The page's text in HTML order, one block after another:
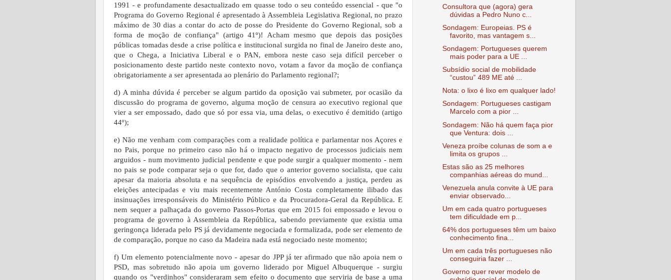
1991 - e profundamente desactualizado em quasse todo o seu conteúdo essencial - que "o
Programa do Governo Regional é apresentado à Assembleia Legislativa Regional, no prazo
máximo de 30 dias a contar do acto de posse do Presidente do Governo Regional, sob a
forma de moção de confiança" (artigo 41º)! Acham mesmo que depois das posições
públicas tomadas desde a crise política e institucional surgida no final de Janeiro deste ano,
que o Chega, a Iniciativa Liberal e o PAN, embora neste caso seja difícil perceber o
posicionamento deste partido neste contexto novo, votam a favor da moção de confiança
obrigatoriamente a ser apresentada ao plenário do Parlamento regional?;
d) A minha dúvida é perceber se algum partido da oposição vai submeter, por ocasião da
discussão do programa de governo, alguma moção de censura ao executivo regional que
vier a ser empossado, dado que só por essa via, uma delas, o executivo é demitido (artigo
44º);
e) Não me venham com comparações com a realidade política e parlamentar nos Açores e
no Pais, porque no primeiro caso não há o impacto negativo de processos judiciais nem
arguidos - num movimento judicial pendente e que pode surgir a qualquer momento - nem
no pais se pode comparar seja o que for, dado que o anterior governo socialista, que caiu
apesar da maioria absoluta e na sequência de episódios envolvendo a justiça, perdeu as
eleições antecipadas e viu mais recentemente António Costa completamente ilibado das
insinuações irresponsáveis do Ministério Público e da Procuradora-Geral da República. E
nem sequer a palhaçada do governo Passos-Portas que em 2015 foi empossado e levou o
programa de governo à Assembleia da República, sabendo previamente que existia uma
geringonça liderada pelo PS já devidamente negociada e formalizada, pode ser elemento de
de comparação, porque no caso da Madeira nada está negociado neste momento;
f) Um elemento potencialmente novo - apesar do JPP já ter afirmado que não apoia nem o
PSD, mas sobretudo não apoia um governo liderado por Miguel Albuquerque - surgiu
quando os "verdinhos" consideraram sem efeito o documento que serviria de base a uma
Consultora que (agora) gera
dúvidas a Pedro Nuno c...
Sondagem: Europeias. PS é
favorito, mas vantagem s...
Sondagem: Portugueses querem
mais poder para a UE ...
Subsídio social de mobilidade
“custou” 489 ME até ...
Nota: o lixo é lixo em qualquer lado!
Sondagem: Portugueses castigam
Marcelo com a pior ...
Sondagem: Não há quem faça pior
que Ventura: dois ...
Veneza proíbe colunas de som a e
limita os grupos ...
Estas são as 25 melhores
companhias aéreas do mund...
Venezuela anula convite à UE para
enviar observado...
Um em cada quatro portugueses
tem dificuldade em p...
64% dos portugueses têm um baixo
conhecimento fina...
Um em cada três portugueses não
conseguiria fazer ...
Governo quer rever modelo de